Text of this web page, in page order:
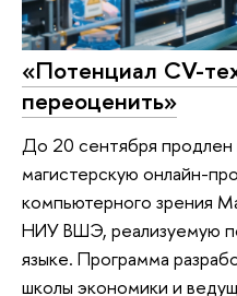
«Потенциал CV-
переоценить»
До 20 сентября продлен
магистерскую онлайн-
компьютерного зрения
НИУ ВШЭ, реализуемую
языке. Программа
школы экономики и